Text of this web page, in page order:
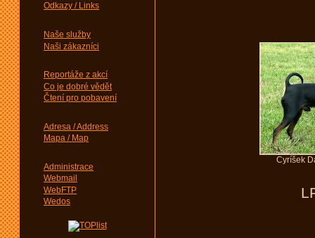
Odkazy / Links
Naše služby
Naši zákazníci
Reportáže z akcí
Co je dobré vědět
Čtení pro pobavení
Adresa / Address
Mapa / Map
Administrace
Webmail
WebFTP
Wedos
Cyríšek